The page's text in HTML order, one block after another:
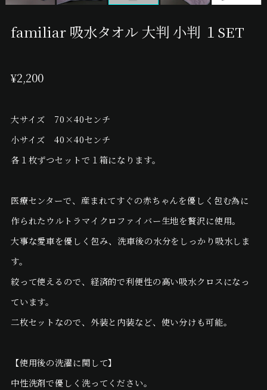
familiar 吸水タオル 大判 小判 １SET
¥2,200
大サイズ 70×40センチ
小サイズ 40×40センチ
各１枚ずつセットで１箱になります。
医療センターで、産まれてすぐの赤ちゃんを優しく包む為に
作られたウルトラマイクロファイバー生地を贅沢に使用。
大事な愛車を優しく包み、洗車後の水分をしっかり吸水しま
す。
絞って使えるので、経済的で利便性の高い吸水クロスになっ
ています。
二枚セットなので、外装と内装など、使い分けも可能。
【使用後の洗濯に関して】
中性洗剤で優しく洗ってください。